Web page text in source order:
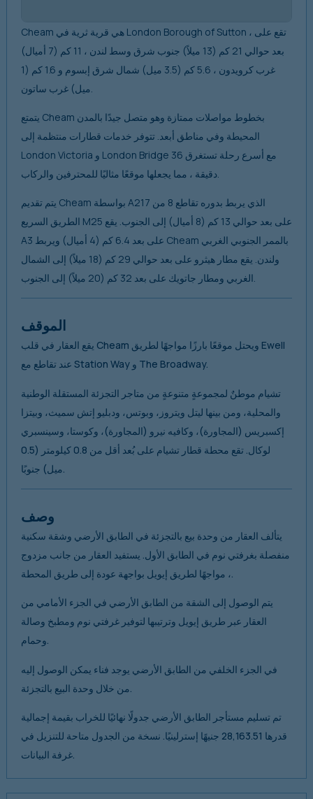
Cheam هي قرية ثرية في London Borough of Sutton ، تقع على
بعد حوالي 21 كم (13 ميلاً) جنوب شرق وسط لندن ، 11 كم (7 أميال)
غرب كرويدون ، 5.6 كم (3.5 ميل) شمال شرق إبسوم و 1.6 كم (1
يتمتع Cheam بخطوط مواصلات ممتازة وهو متصل جيدًا بالمدن
المحيطة وفي مناطق أبعد. تتوفر خدمات قطارات منتظمة إلى
London Victoria و London Bridge مع أسرع رحلة تستغرق 36
دقيقة ، مما يجعلها موقعًا مثاليًا للمحترفين والركاب.
يتم تقديم Cheam بواسطة A217 الذي يربط بدوره تقاطع 8 من
الطريق السريع M25 على بعد حوالي 13 كم (8 أميال) إلى الجنوب. يقع
A3 على بعد 6.4 كم (4 أميال) ويربط Cheam بالممر الجنوبي الغربي
ولندن. يقع مطار هيثرو على بعد حوالي 29 كم (18 ميلاً) إلى الشمال
الغربي ومطار جاتويك على بعد 32 كم (20 ميلاً) إلى الجنوب.
الموقف
يقع العقار في قلب Cheam ويحتل موقعًا بارزًا مواجهًا لطريق Ewell
عند تقاطع مع Station Way و The Broadway.
تشيام موطنٌ لمجموعةٍ متنوعةٍ من متاجر التجزئة المستقلة الوطنية
والمحلية، ومن بينها ليتل ويتروز، وبوتس، ودبليو إتش سميث، وبيتزا
إكسبريس (المجاورة)، وكافيه نيرو (المجاورة)، وكوستا، وسينسبري
لوكال. تقع محطة قطار تشيام على بُعد أقل من 0.8 كيلومتر (0.5
وصف
يتألف العقار من وحدة بيع بالتجزئة في الطابق الأرضي وشقة سكنية
منفصلة بغرفتي نوم في الطابق الأول. يستفيد العقار من جانب مزدوج
يتم الوصول إلى الشقة من الطابق الأرضي في الجزء الأمامي من
العقار عبر طريق إيويل وترتيبها لتوفير غرفتي نوم ومطبخ وصالة
وحمام.
في الجزء الخلفي من الطابق الأرضي يوجد فناء يمكن الوصول إليه
تم تسليم مستأجر الطابق الأرضي جدولًا نهائيًا للخراب بقيمة إجمالية
قدرها 28,163.51 جنيهًا إسترلينيًا. نسخة من الجدول متاحة للتنزيل في
غرفة البيانات.